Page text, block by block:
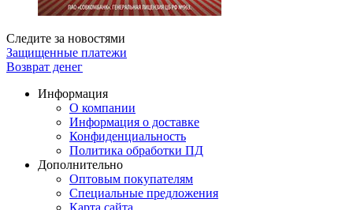
Следите за новостями
Защищенные платежи
Возврат денег
Информация
О компании
Информация о доставке
Конфиденциальность
Политика обработки ПД
Дополнительно
Оптовым покупателям
Специальные предложения
Карта сайта